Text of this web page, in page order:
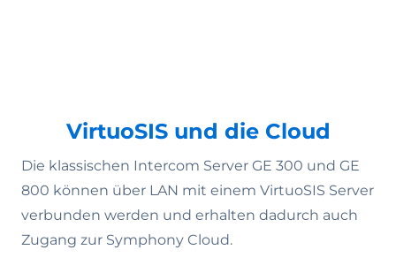
VirtuoSIS und die Cloud
Die klassischen Intercom Server GE 300 und GE
800 können über LAN mit einem VirtuoSIS Server
verbunden werden und erhalten dadurch auch
Zugang zur Symphony Cloud.